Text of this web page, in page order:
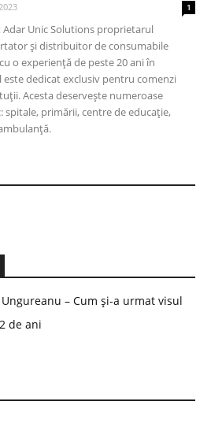
1
Unic Solutions proprietarul
și distribuitor de consumabile
o experiență de peste 20 ani în
dedicat exclusiv pentru comenzi
Acesta deservește numeroase
primării, centre de educație,
– Cum și-a urmat visul
de ani